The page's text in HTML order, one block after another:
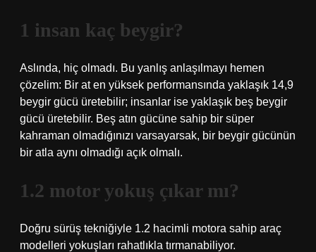
1 insan kaç beygir?
Aslında, hiç olmadı. Bu yanlış anlaşılmayı hemen
çözelim: Bir at en yüksek performansında yaklaşık 14,9
beygir gücü üretebilir; insanlar ise yaklaşık beş beygir
gücü üretebilir. Beş atın gücüne sahip bir süper
kahraman olmadığınızı varsayarsak, bir beygir gücünün
bir atla aynı olmadığı açık olmalı.
1.2 motor yokuş çıkar mı?
Doğru sürüş tekniğiyle 1.2 hacimli motora sahip araç
modelleri yokuşları rahatlıkla tırmanabiliyor.